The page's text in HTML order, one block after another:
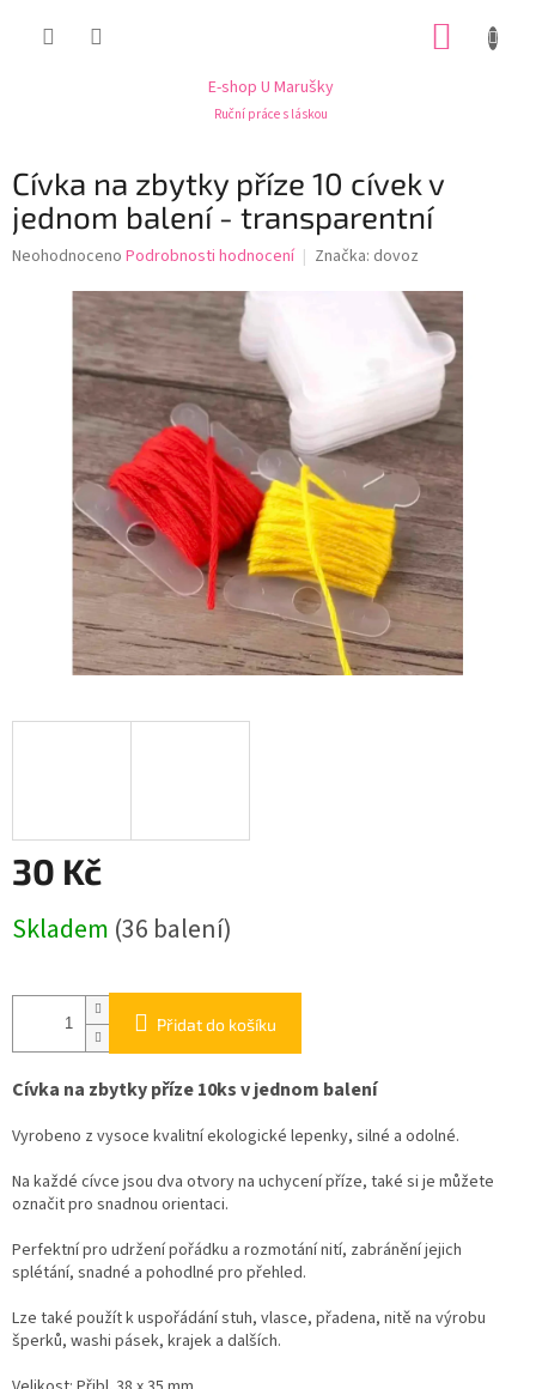
E-shop U Marušky
Ruční práce s láskou
Cívka na zbytky příze 10 cívek v
jednom balení - transparentní
Průměrné
hvězdiček.
Neohodnoceno Podrobnosti hodnocení Značka: dovoz
30 Kč
cena:
Skladem (36 balení)
Přidat do košíku
Cívka na zbytky příze 10ks v jednom balení
Vyrobeno z vysoce kvalitní ekologické lepenky, silné a odolné.
Na každé cívce jsou dva otvory na uchycení příze, také si je můžete
označit pro snadnou orientaci.
Perfektní pro udržení pořádku a rozmotání nití, zabránění jejich
splétání, snadné a pohodlné pro přehled.
Lze také použít k uspořádání stuh, vlasce, přadena, nitě na výrobu
šperků, washi pásek, krajek a dalších.